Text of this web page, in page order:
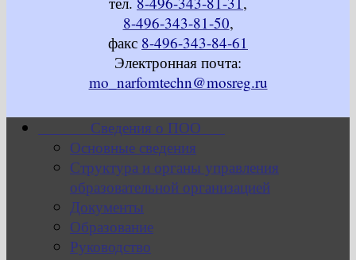
8-496-343-81-50,
факс 8-496-343-84-61
Электронная почта:
mo_narfomtechn@mosreg.ru
Сведения о ПОО
Основные сведения
Структура и органы управления
образовательной организацией
Документы
Образование
Руководство